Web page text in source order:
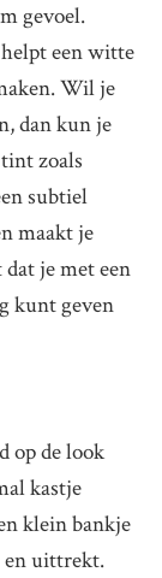
gevoel.
een witte
Wil je
dan kun je
zoals
subtiel
maakt je
je met een
kunt geven
op de look
kastje
klein bankje
en uittrekt.